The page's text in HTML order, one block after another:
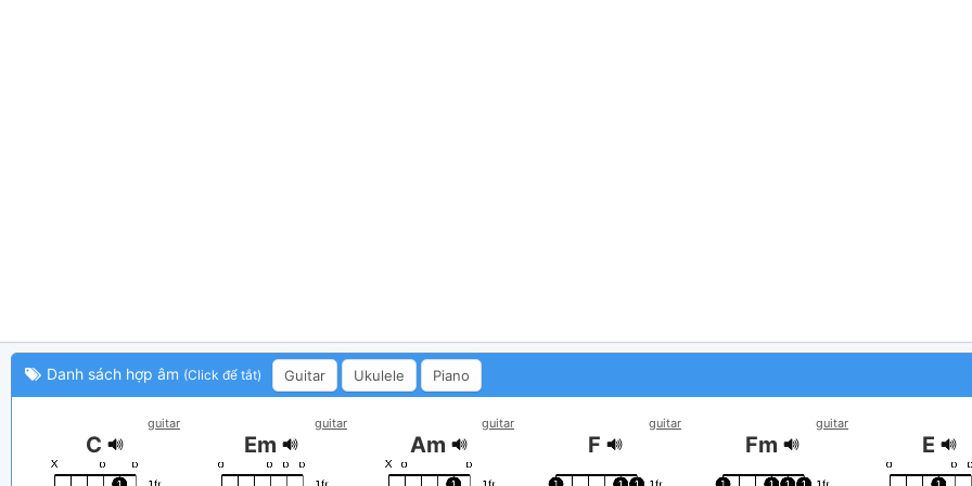
Danh sách hợp âm (Click để tắt) Guitar Ukulele Piano
guitar
C
guitar
Em
guitar
Am
guitar
F
guitar
Fm E